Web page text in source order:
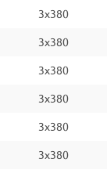
3x380
3x380
3x380
3x380
3x380
3x380